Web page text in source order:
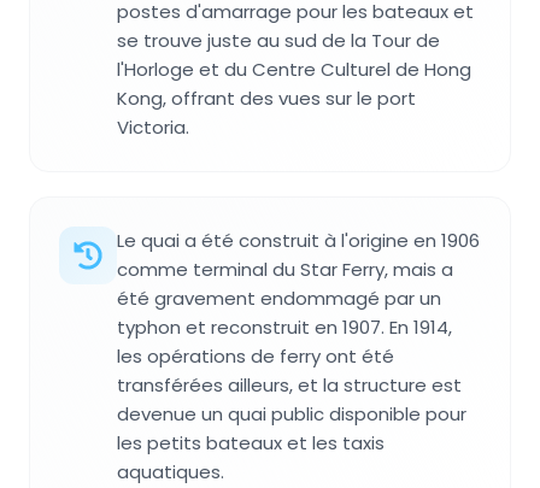
postes d'amarrage pour les bateaux et
se trouve juste au sud de la Tour de
l'Horloge et du Centre Culturel de Hong
Kong, offrant des vues sur le port
Victoria.
Le quai a été construit à l'origine en 1906
comme terminal du Star Ferry, mais a
été gravement endommagé par un
typhon et reconstruit en 1907. En 1914,
les opérations de ferry ont été
transférées ailleurs, et la structure est
devenue un quai public disponible pour
les petits bateaux et les taxis
aquatiques.